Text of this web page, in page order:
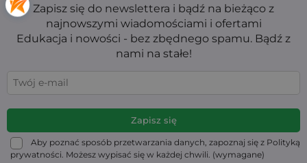
Zapisz się do newslettera i bądź na bieżąco z
najnowszymi wiadomościami i ofertami
Edukacja i nowości - bez zbędnego spamu. Bądź z
nami na stałe!
Aby poznać sposób przetwarzania danych, zapoznaj się z Polityką
prywatności. Możesz wypisać się w każdej chwili. (wymagane)